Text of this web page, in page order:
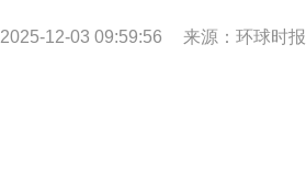
2025-12-03 09:59:56 来源：环球时报